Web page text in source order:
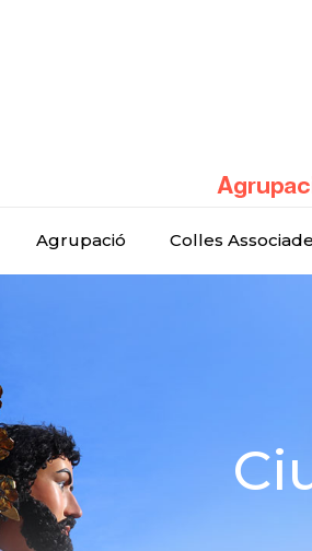
Agrupació Colles